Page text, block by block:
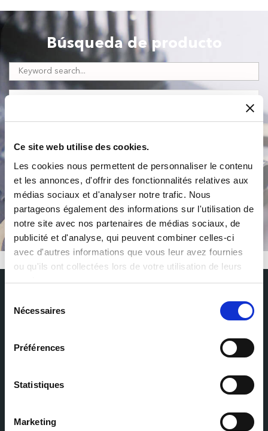
Ce site web utilise des cookies.
Les cookies nous permettent de personnaliser le contenu
et les annonces, d'offrir des fonctionnalités relatives aux
médias sociaux et d'analyser notre trafic. Nous
partageons également des informations sur l'utilisation de
notre site avec nos partenaires de médias sociaux, de
publicité et d'analyse, qui peuvent combiner celles-ci
avec d'autres informations que vous leur avez fournies
ou qu'ils ont collectées lors de votre utilisation de leurs
services.
Nécessaires
Préférences
Statistiques
Marketing
Búsqueda de producto
/
Suscríbase a nuestro Newsletter
E-mail